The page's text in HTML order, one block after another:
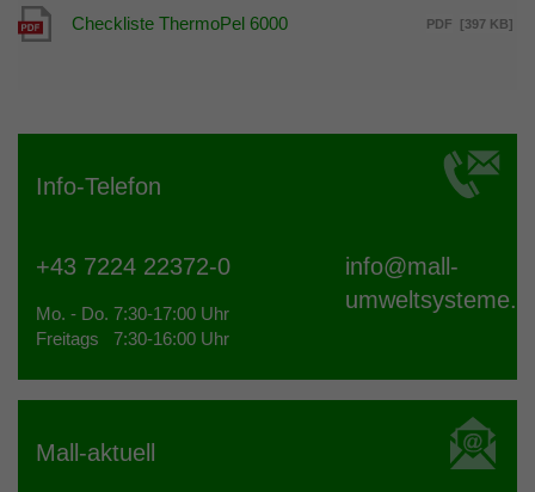
[397 KB]
PDF
Checkliste ThermoPel 6000
Info-Telefon
+43 7224 22372-0
Mo. - Do. 7:30-17:00 Uhr
Freitags 7:30-16:00 Uhr
info@mall-
Mall-aktuell